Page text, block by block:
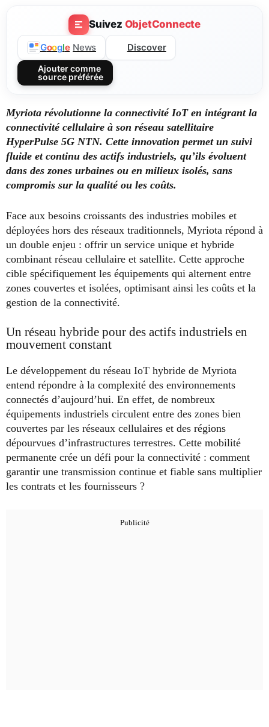
Suivez ObjetConnecte
Google News Discover
Ajouter comme
source préférée
Myriota révolutionne la connectivité IoT en intégrant la
connectivité cellulaire à son réseau satellitaire
HyperPulse 5G NTN. Cette innovation permet un suivi
fluide et continu des actifs industriels, qu’ils évoluent
dans des zones urbaines ou en milieux isolés, sans
compromis sur la qualité ou les coûts.
Face aux besoins croissants des industries mobiles et
déployées hors des réseaux traditionnels, Myriota répond à
un double enjeu : offrir un service unique et hybride
combinant réseau cellulaire et satellite. Cette approche
cible spécifiquement les équipements qui alternent entre
zones couvertes et isolées, optimisant ainsi les coûts et la
gestion de la connectivité.
Un réseau hybride pour des actifs industriels en
mouvement constant
Le développement du réseau IoT hybride de Myriota
entend répondre à la complexité des environnements
connectés d’aujourd’hui. En effet, de nombreux
équipements industriels circulent entre des zones bien
couvertes par les réseaux cellulaires et des régions
dépourvues d’infrastructures terrestres. Cette mobilité
permanente crée un défi pour la connectivité : comment
garantir une transmission continue et fiable sans multiplier
les contrats et les fournisseurs ?